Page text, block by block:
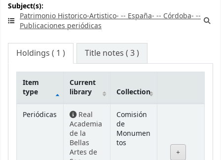
Subject(s):
Patrimonio Historico-Artistico- -- España- -- Córdoba- --
Publicaciones periódicas
Holdings ( 1 ) Title notes ( 3 )
Holdings
Item
type
Current
library
Collection
Periódicas
Real
Academia
de la
Bellas
Artes de
Comisión
de
Monumen
tos